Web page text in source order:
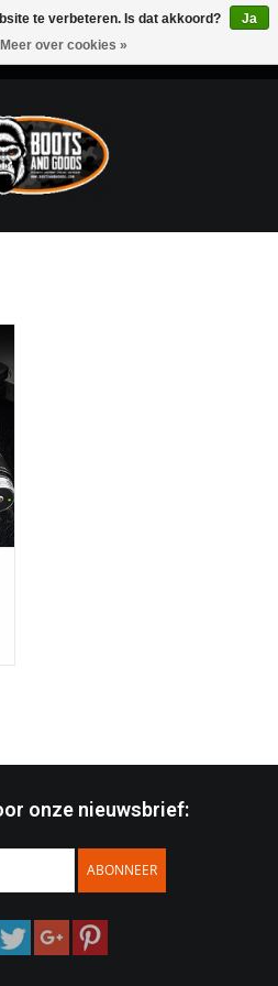
onze nieuwsbrief:
ABONNEER
te verbeteren. Is dat akkoord?
Ja
Meer over cookies »